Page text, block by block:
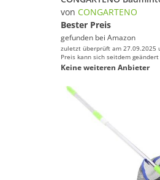
von CONGARTENO
Bester Preis
gefunden bei Amazon
zuletzt überprüft am 27.09.2025
Preis kann sich seitdem geändert
Keine weiteren Anbieter